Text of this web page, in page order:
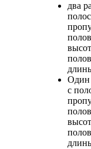
два
Один
с